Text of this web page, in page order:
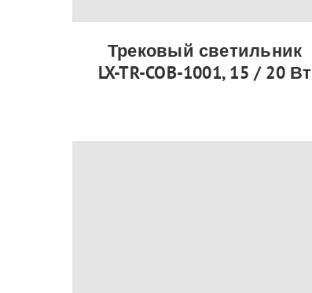
Трековый светильник
LX-TR-COB-1001, 15 / 20 Вт